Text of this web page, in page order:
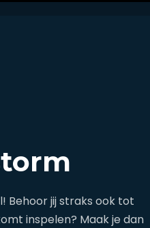
Behoor jij straks ook tot
inspelen? Maak je dan